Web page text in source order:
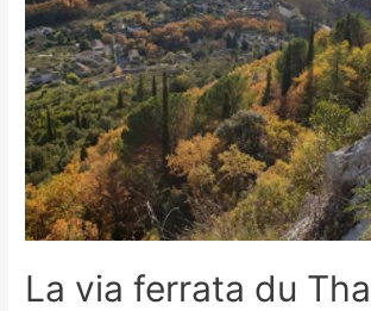
Gorges
de
la
Tuyères
La via ferrata du